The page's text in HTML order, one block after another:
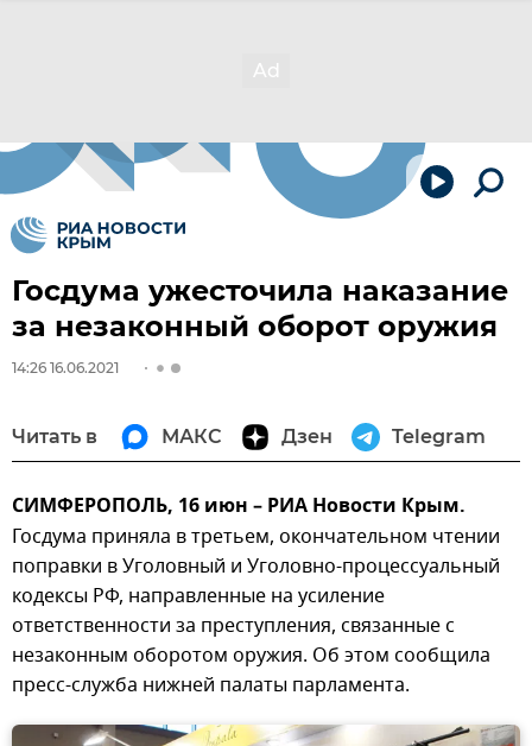
Госдума ужесточила наказание
за незаконный оборот оружия
14:26 16.06.2021
Читать в МАКС Дзен Telegram
СИМФЕРОПОЛЬ, 16 июн – РИА Новости Крым.
Госдума приняла в третьем, окончательном чтении
поправки в Уголовный и Уголовно-процессуальный
кодексы РФ, направленные на усиление
ответственности за преступления, связанные с
незаконным оборотом оружия. Об этом сообщила
пресс-служба нижней палаты парламента.